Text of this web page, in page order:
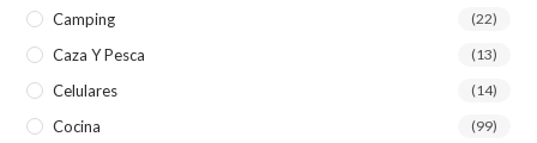
Camping (22)
Caza Y Pesca (13)
Celulares (14)
Cocina (99)